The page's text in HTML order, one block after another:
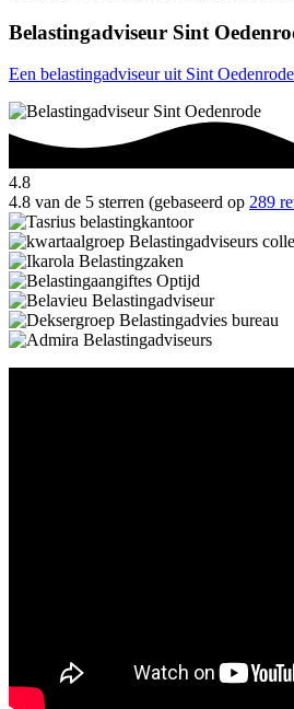
Belastingadviseur Sint
Een belastingadviseur uit Sint
4.8
4.8 van de 5 sterren (gebaseerd op 289